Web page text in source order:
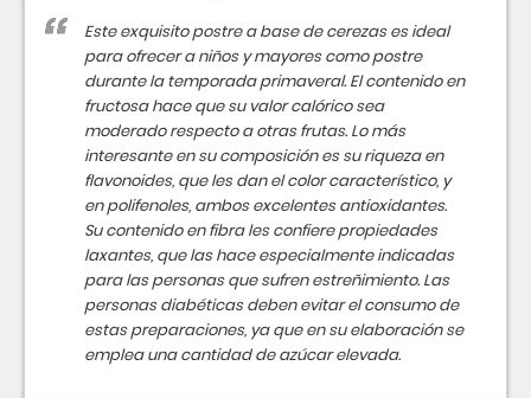
Este exquisito postre a base de cerezas es ideal
para ofrecer a niños y mayores como postre
durante la temporada primaveral. El contenido en
fructosa hace que su valor calórico sea
moderado respecto a otras frutas. Lo más
interesante en su composición es su riqueza en
flavonoides, que les dan el color característico, y
en polifenoles, ambos excelentes antioxidantes.
Su contenido en fibra les confiere propiedades
laxantes, que las hace especialmente indicadas
para las personas que sufren estreñimiento. Las
personas diabéticas deben evitar el consumo de
estas preparaciones, ya que en su elaboración se
emplea una cantidad de azúcar elevada.